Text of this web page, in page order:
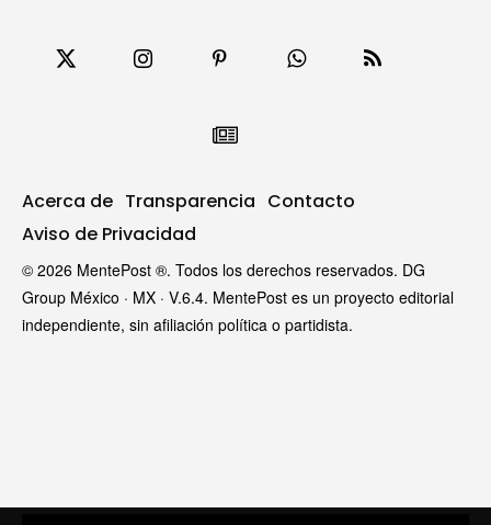
Acerca de Transparencia Contacto
Aviso de Privacidad
© 2026 MentePost ®. Todos los derechos reservados. DG
Group México · MX · V.6.4. MentePost es un proyecto editorial
independiente, sin afiliación política o partidista.